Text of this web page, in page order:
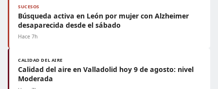
SUCESOS
Búsqueda activa en León por mujer con Alzheimer
desaparecida desde el sábado
Hace 7h
CALIDAD DEL AIRE
Calidad del aire en Valladolid hoy 9 de agosto: nivel
Moderada